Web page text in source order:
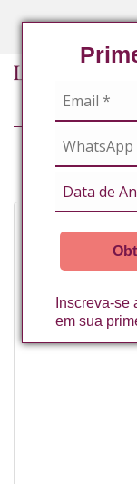
Inscreva-
em sua